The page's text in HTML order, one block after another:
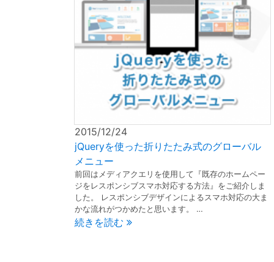
2015/12/24
jQueryを使った折りたたみ式のグローバル
メニュー
前回はメディアクエリを使用して『既存のホームペー
ジをレスポンシブスマホ対応する方法』をご紹介しま
した。 レスポンシブデザインによるスマホ対応の大ま
かな流れがつかめたと思います。 …
続きを読む